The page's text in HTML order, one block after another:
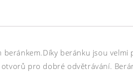
beránkem.Díky beránku jsou
pro dobré odvětrávání.